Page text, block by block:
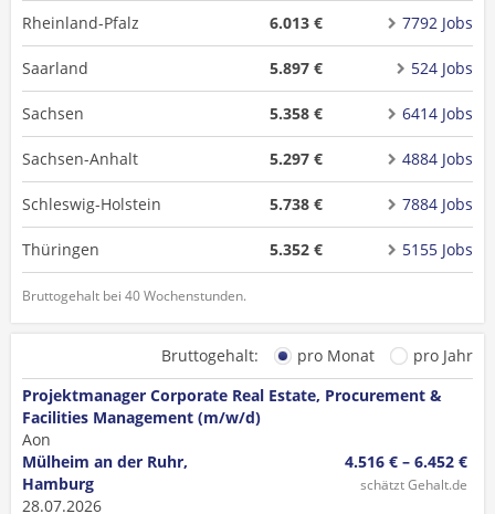
Rheinland-Pfalz 6.013 € 7792 Jobs
Saarland 5.897 € 524 Jobs
Sachsen 5.358 € 6414 Jobs
Sachsen-Anhalt 5.297 € 4884 Jobs
Schleswig-Holstein 5.738 € 7884 Jobs
Thüringen 5.352 € 5155 Jobs
Bruttogehalt bei 40 Wochenstunden.
Bruttogehalt: pro Monat
pro Jahr
Projektmanager Corporate Real Estate, Procurement &
Facilities Management (m/w/d)
Aon
Mülheim an der Ruhr,
Hamburg
28.07.2026
4.516 € – 6.452 €
schätzt Gehalt.de